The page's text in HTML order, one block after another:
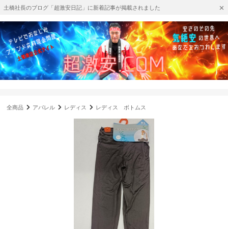
土橋社長のブログ「超激安日記」に新着記事が掲載されました
全商品 アパレル レディス レディス ボトムス